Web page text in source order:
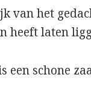
van het
heeft laten
een schone